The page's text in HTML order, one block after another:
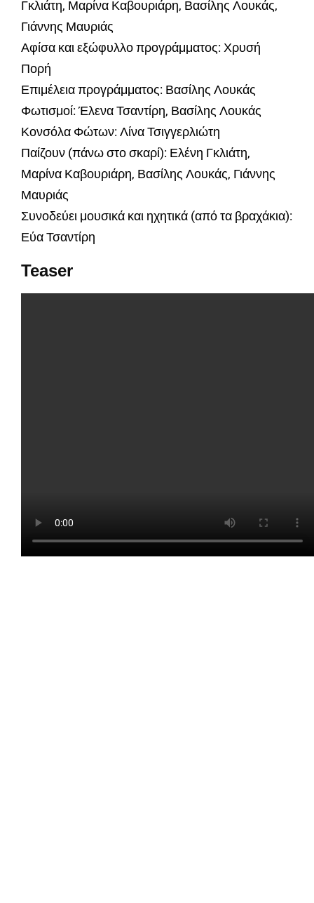
Γκλιάτη, Μαρίνα Καβουριάρη, Βασίλης Λουκάς,
Γιάννης Μαυριάς
Αφίσα και εξώφυλλο προγράμματος: Χρυσή
Πορή
Επιμέλεια προγράμματος: Βασίλης Λουκάς
Φωτισμοί: Έλενα Τσαντίρη, Βασίλης Λουκάς
Κονσόλα Φώτων: Λίνα Τσιγγερλιώτη
Παίζουν (πάνω στο σκαρί): Ελένη Γκλιάτη,
Μαρίνα Καβουριάρη, Βασίλης Λουκάς, Γιάννης
Μαυριάς
Συνοδεύει μουσικά και ηχητικά (από τα βραχάκια):
Εύα Τσαντίρη
Teaser